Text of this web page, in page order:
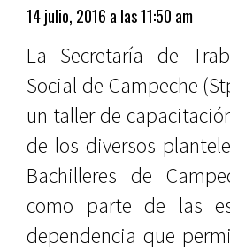
14 julio, 2016 a las 11:50 am
La Secretaría de
Social de Campeche
un taller de
de los diversos
Bachilleres de
como parte de las
dependencia que